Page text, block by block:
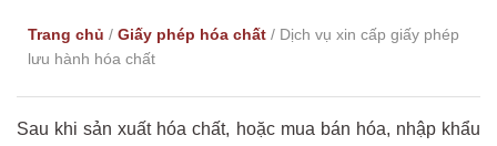
Trang chủ / Giấy phép hóa chất / Dịch vụ xin cấp giấy phép
lưu hành hóa chất
Sau khi sản xuất hóa chất, hoặc mua bán hóa, nhập khẩu